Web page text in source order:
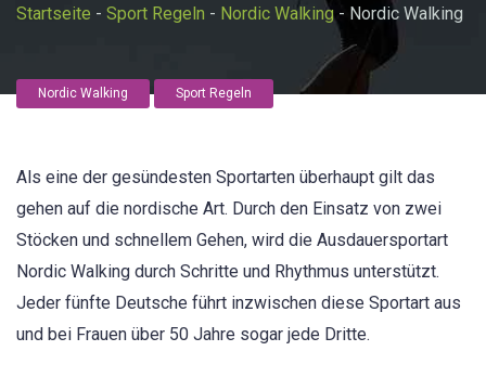
Startseite - Sport Regeln - Nordic Walking - Nordic Walking
Nordic Walking Sport Regeln
Als eine der gesündesten Sportarten überhaupt gilt das
gehen auf die nordische Art. Durch den Einsatz von zwei
Stöcken und schnellem Gehen, wird die Ausdauersportart
Nordic Walking durch Schritte und Rhythmus unterstützt.
Jeder fünfte Deutsche führt inzwischen diese Sportart aus
und bei Frauen über 50 Jahre sogar jede Dritte.